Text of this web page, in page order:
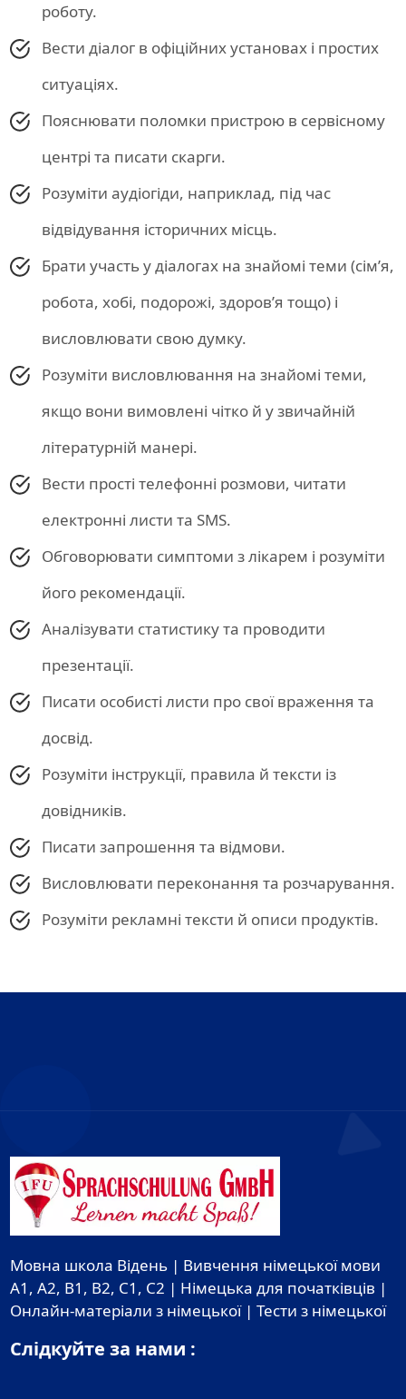
роботу.
Вести діалог в офіційних установах і простих
ситуаціях.
Пояснювати поломки пристрою в сервісному
центрі та писати скарги.
Розуміти аудіогіди, наприклад, під час
відвідування історичних місць.
Брати участь у діалогах на знайомі теми (сім’я,
робота, хобі, подорожі, здоров’я тощо) і
висловлювати свою думку.
Розуміти висловлювання на знайомі теми,
якщо вони вимовлені чітко й у звичайній
літературній манері.
Вести прості телефонні розмови, читати
електронні листи та SMS.
Обговорювати симптоми з лікарем і розуміти
його рекомендації.
Аналізувати статистику та проводити
презентації.
Писати особисті листи про свої враження та
досвід.
Розуміти інструкції, правила й тексти із
довідників.
Писати запрошення та відмови.
Висловлювати переконання та розчарування.
Розуміти рекламні тексти й описи продуктів.
Мовна школа Відень | Вивчення німецької мови
A1, A2, B1, B2, C1, C2 | Німецька для початківців |
Онлайн-матеріали з німецької | Тести з німецької
Слідкуйте за нами :